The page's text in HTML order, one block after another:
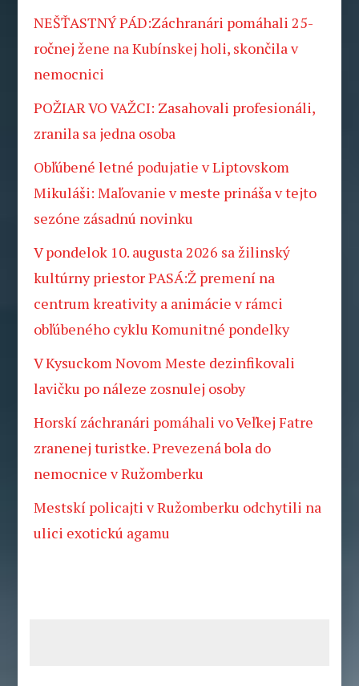
NEŠŤASTNÝ PÁD:Záchranári pomáhali 25-
ročnej žene na Kubínskej holi, skončila v
nemocnici
POŽIAR VO VAŽCI: Zasahovali profesionáli,
zranila sa jedna osoba
Obľúbené letné podujatie v Liptovskom
Mikuláši: Maľovanie v meste prináša v tejto
sezóne zásadnú novinku
V pondelok 10. augusta 2026 sa žilinský
kultúrny priestor PASÁ:Ž premení na
centrum kreativity a animácie v rámci
obľúbeného cyklu Komunitné pondelky
V Kysuckom Novom Meste dezinfikovali
lavičku po náleze zosnulej osoby
Horskí záchranári pomáhali vo Veľkej Fatre
zranenej turistke. Prevezená bola do
nemocnice v Ružomberku
Mestskí policajti v Ružomberku odchytili na
ulici exotickú agamu